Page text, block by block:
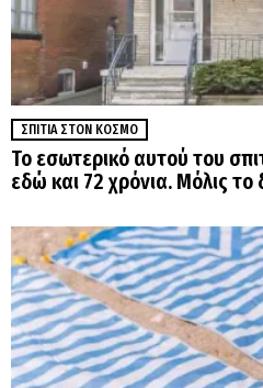
ΣΠΊΤΙΑ ΣΤΟΝ ΚΌΣΜΟ
Το εσωτερικό αυτού του
εδώ και 72 χρόνια. Μόλις το